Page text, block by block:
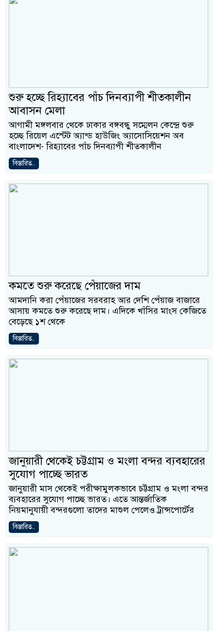
শুরু হচ্ছে রিহ্যাবের পাঁচ দিনব্যাপী শীতকালীন
আবাসন মেলা
আগামী মঙ্গলবার থেকে ঢাকার বঙ্গবন্ধু সম্মেলন কেন্দ্রে শুরু
হচ্ছে রিয়েল এস্টেট অ্যান্ড হাউজিং অ্যাসোসিয়েশন অব
বাংলাদেশ- রিহ্যাবের পাঁচ দিনব্যাপী শীতকালীন
বিস্তারিত..
কমতে শুরু করেছে পেঁয়াজের দাম
আমদানি করা পেঁয়াজের সরবরাহ আর দেশি পেঁয়াজ বাজারে
আসায় কমতে শুরু করেছে দাম। এদিকে খাঁসির মাংস কেজিতে
বেড়েছে ১শ থেকে
বিস্তারিত..
জানুয়ারী থেকেই চট্টগ্রাম ও মংলা বন্দর ব্যবহারের
সুযোগ পাচ্ছে ভারত
জানুয়ারী মাস থেকেই পরীক্ষামুলকভাবে চট্টগ্রাম ও মংলা বন্দর
ব্যবহারের সুযোগ পাচ্ছে ভারত। এতে আন্তর্জাতিক
নিয়মানুযায়ী বন্দরগুলো তাদের মাশুল পেলেও ট্রান্সপোর্টের
বিস্তারিত..